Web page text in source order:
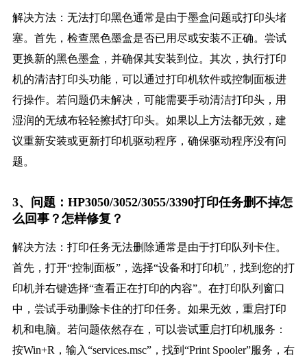
解决方法：无法打印黑色通常是由于墨盒问题或打印头堵
塞。首先，检查黑色墨盒是否已用尽或安装不正确。尝试
更换新的黑色墨盒，并确保其安装到位。其次，执行打印
机的清洁打印头功能，可以通过打印机软件或控制面板进
行操作。若问题仍未解决，可能需要手动清洁打印头，用
湿润的无绒布轻轻擦拭打印头。如果以上方法都无效，建
议重新安装或更新打印机驱动程序，确保驱动程序没有问
题。
3、问题：HP3050/3052/3055/3390打印任务删不掉怎
么回事？怎样修复？
解决方法：打印任务无法删除通常是由于打印队列卡住。
首先，打开“控制面板”，选择“设备和打印机”，找到您的打
印机并右键选择“查看正在打印的内容”。在打印队列窗口
中，尝试手动删除卡住的打印任务。如果无效，重启打印
机和电脑。若问题依然存在，可以尝试重启打印机服务：
按Win+R，输入“services.msc”，找到“Print Spooler”服务，右